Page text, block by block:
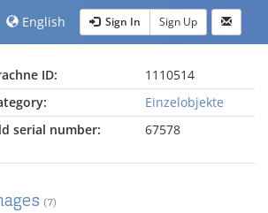
English Sign In Sign Up
ID:
1110514
Einzelobjekte
serial number:
67578
(7)